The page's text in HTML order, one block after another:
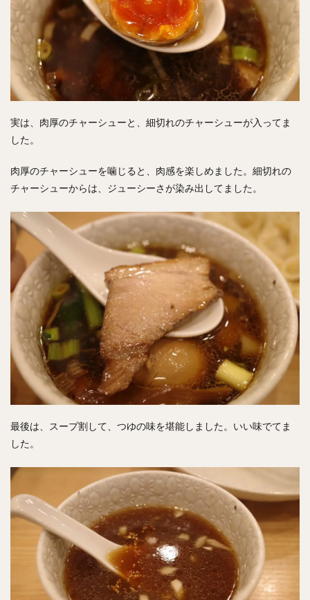
実は、肉厚のチャーシューと、細切れのチャーシューが入ってま
した。
肉厚のチャーシューを噛じると、肉感を楽しめました。細切れの
チャーシューからは、ジューシーさが染み出してました。
最後は、スープ割して、つゆの味を堪能しました。いい味でてま
した。